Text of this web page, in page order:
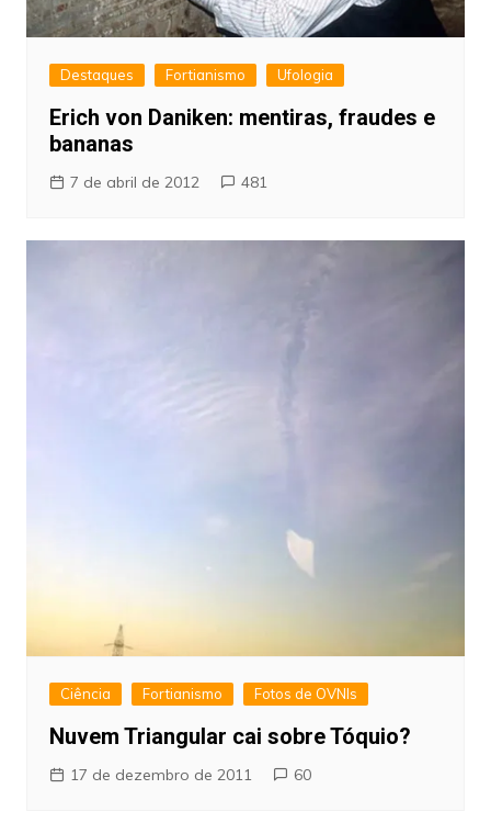
Destaques Fortianismo Ufologia
Erich von Daniken: mentiras, fraudes e
bananas
7 de abril de 2012 481
Ciência Fortianismo Fotos de OVNIs
Nuvem Triangular cai sobre Tóquio?
17 de dezembro de 2011 60